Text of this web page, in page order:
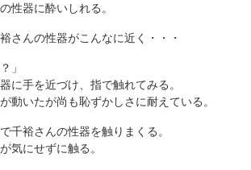
性器に酔いしれる。
さんの性器がこんなに近く・・・
」
に手を近づけ、指で触れてみる。
動いたが尚も恥ずかしさに耐えている。
千裕さんの性器を触りまくる。
気にせずに触る。